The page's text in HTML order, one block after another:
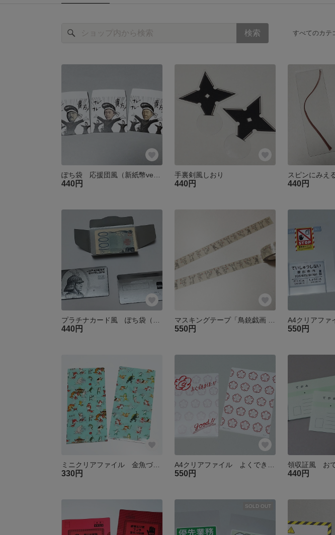
すべてのカテ
440円
手裏剣風しおり
440円
スピンにみえ
440円
440円 550円
A4クリアフ
550円
ミニクリアファイル 金魚づくし 現代版
330円
A4クリアファイル よくできました
550円 440円
SOLD OUT